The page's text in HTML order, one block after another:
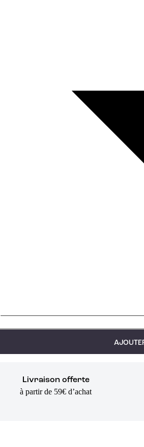
Livraison offerte
à partir de 59€ d’achat